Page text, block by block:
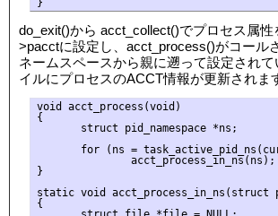
do_exit()から acct_collect()でプロセス属性
>pacctに設定し、acct_process()がコール
ネームスペースから親に遡って設定され
イルにプロセスのACCT情報が更新されま
void acct_process(void)
{
       struct pid_namespace *ns;
for (ns =
               acct_process_in_ns(ns);
}
static void acct_process_in_ns(struct
{